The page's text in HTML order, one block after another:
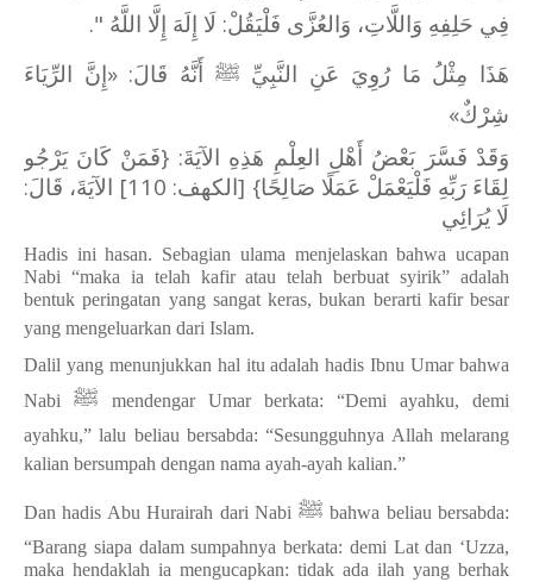
فِي حَلِفِهِ وَاللَّاتِ، وَالعُزَّى فَلْيَقُلْ: لَا إِلَهَ إِلَّا اللَّهُ ".
هَذَا مِثْلُ مَا رُوِيَ عَنِ النَّبِيِّ ﷺ أَنَّهُ قَالَ: «إِنَّ الرِّيَاءَ
شِرْكٌ»
وَقَدْ فَسَّرَ بَعْضُ أَهْلِ العِلْمِ هَذِهِ الآيَةَ: {فَمَنْ كَانَ يَرْجُو
لِقَاءَ رَبِّهِ فَلْيَعْمَلْ عَمَلًا صَالِحًا} [الكهف: 110] الآيَةَ، قَالَ:
لَا يُرَائِي
Hadis ini hasan. Sebagian ulama menjelaskan bahwa ucapan
Nabi “maka ia telah kafir atau telah berbuat syirik” adalah
bentuk peringatan yang sangat keras, bukan berarti kafir besar
yang mengeluarkan dari Islam.
Dalil yang menunjukkan hal itu adalah hadis Ibnu Umar bahwa
Nabi ﷺ mendengar Umar berkata: “Demi ayahku, demi
ayahku,” lalu beliau bersabda: “Sesungguhnya Allah melarang
kalian bersumpah dengan nama ayah-ayah kalian.”
Dan hadis Abu Hurairah dari Nabi ﷺ bahwa beliau bersabda:
“Barang siapa dalam sumpahnya berkata: demi Lat dan ‘Uzza,
maka hendaklah ia mengucapkan: tidak ada ilah yang berhak